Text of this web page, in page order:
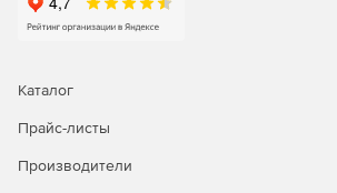
Каталог
Прайс-листы
Производители